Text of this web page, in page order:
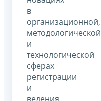
в
организационной,
методологической
и
технологической
сферах
регистрации
и
ведения